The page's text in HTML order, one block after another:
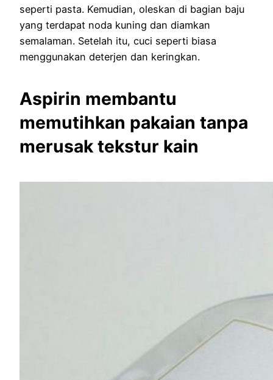
seperti pasta. Kemudian, oleskan di bagian baju
yang terdapat noda kuning dan diamkan
semalaman. Setelah itu, cuci seperti biasa
menggunakan deterjen dan keringkan.
Aspirin membantu
memutihkan pakaian tanpa
merusak tekstur kain